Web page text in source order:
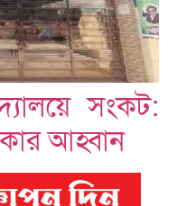
সংকট:
আহ্বান